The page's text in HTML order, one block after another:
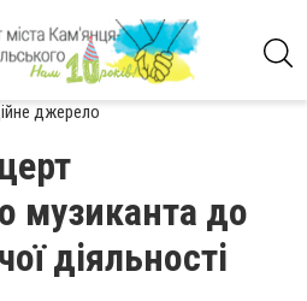
джерело
музиканта до
діяльності